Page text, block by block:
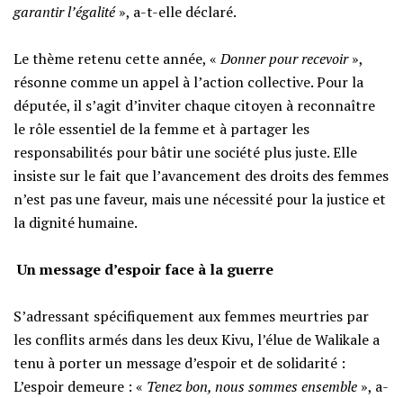
garantir l’égalité», a-t-elle déclaré.
‎​Le thème retenu cette année, «Donner pour recevoir»,
résonne comme un appel à l’action collective. Pour la
députée, il s’agit d’inviter chaque citoyen à reconnaître
le rôle essentiel de la femme et à partager les
responsabilités pour bâtir une société plus juste. Elle
insiste sur le fait que l’avancement des droits des femmes
n’est pas une faveur, mais une nécessité pour la justice et
la dignité humaine.
‎​Un message d’espoir face à la guerre
‎​S’adressant spécifiquement aux femmes meurtries par
les conflits armés dans les deux Kivu, l’élue de Walikale a
tenu à porter un message d’espoir et de solidarité :
‎​L’espoir demeure : « Tenez bon, nous sommes ensemble », a-